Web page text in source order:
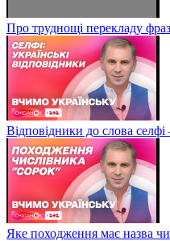
Про труднощі перекладу
Відповідники до слова
Яке походження має назва